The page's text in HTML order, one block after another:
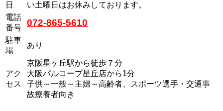
日
い土曜日はお休みしております。
電話
番号
072-865-5610
駐車
場
あり
アク
セス
京阪星ヶ丘駅から徒歩７分
大阪パルコープ星丘店から1分
子供～一般～主婦～高齢者、スポーツ選手・交通事
故療養者向き